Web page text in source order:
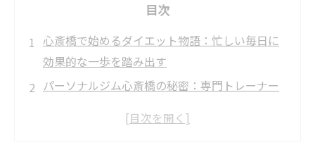
目次
心斎橋で始めるダイエット物語：忙しい毎日に
効果的な一歩を踏み出す
パーソナルジム心斎橋の秘密：専門トレーナー
個別プログラムで変わる私の体質：心斎橋で叶